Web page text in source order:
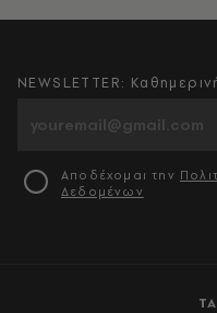
NEWSLETTER:
Αποδέχομαι την
Δεδομένων